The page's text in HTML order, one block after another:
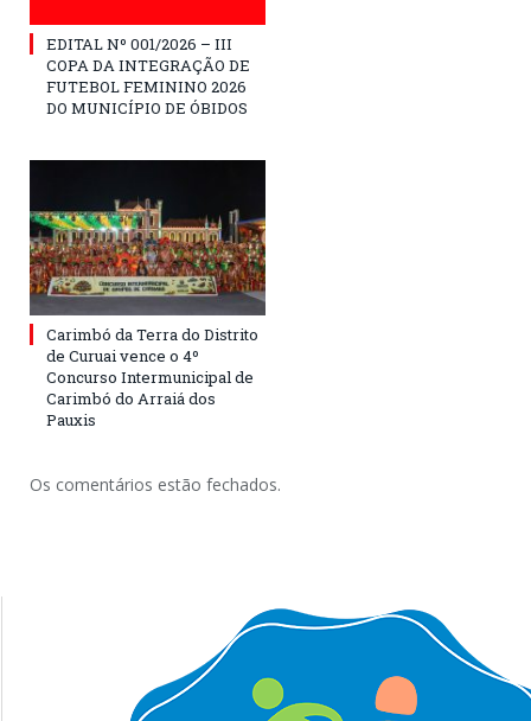
EDITAL Nº 001/2026 – III
COPA DA INTEGRAÇÃO DE
FUTEBOL FEMININO 2026
DO MUNICÍPIO DE ÓBIDOS
Carimbó da Terra do Distrito
de Curuai vence o 4º
Concurso Intermunicipal de
Carimbó do Arraiá dos
Pauxis
Os comentários estão fechados.